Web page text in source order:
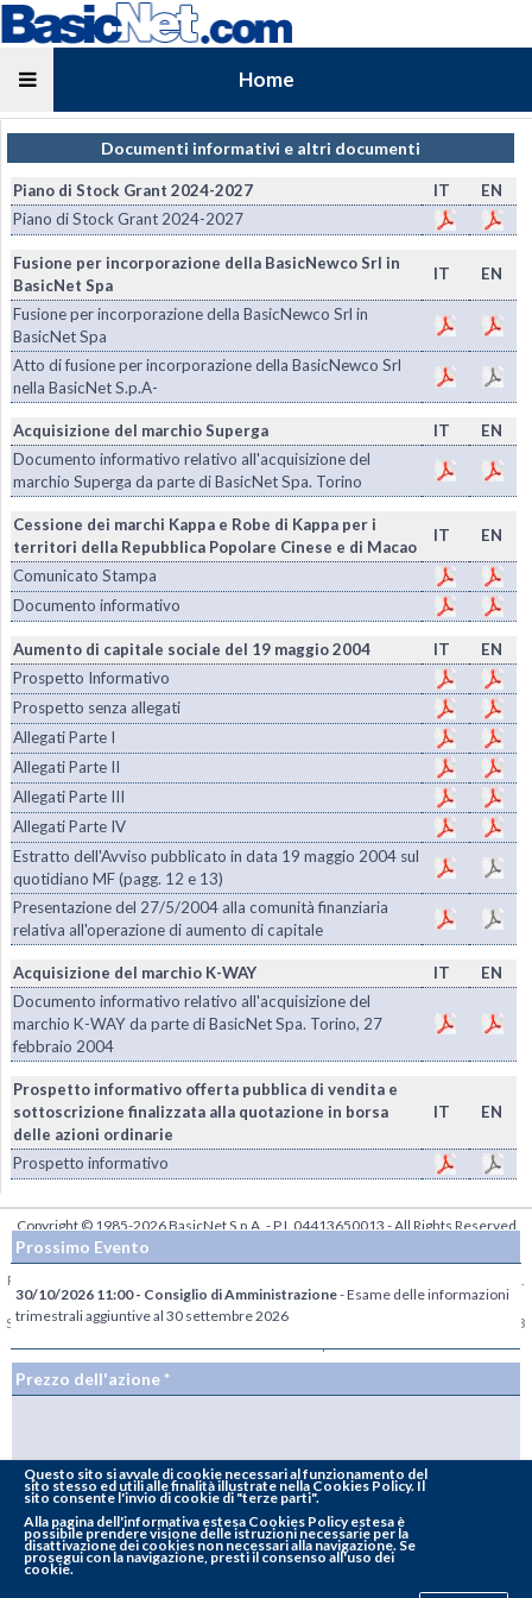
Home
Documenti informativi e altri documenti
Piano di Stock Grant 2024-2027 IT
EN
Piano di Stock Grant 2024-2027
Fusione per incorporazione della BasicNewco Srl in
BasicNet Spa
IT EN
Fusione per incorporazione della BasicNewco Srl in
BasicNet Spa
Atto di fusione per incorporazione della BasicNewco Srl
nella BasicNet S.p.A-
Acquisizione del marchio Superga IT
EN
Documento informativo relativo all'acquisizione del
marchio Superga da parte di BasicNet Spa. Torino
Cessione dei marchi Kappa e Robe di Kappa per i
territori della Repubblica Popolare Cinese e di Macao
IT EN
Comunicato Stampa
Documento informativo
Aumento di capitale sociale del 19 maggio 2004 IT
EN
Prospetto Informativo
Prospetto senza allegati
Allegati Parte I
Allegati Parte II
Allegati Parte III
Allegati Parte IV
Estratto dell'Avviso pubblicato in data 19 maggio 2004 sul
quotidiano MF (pagg. 12 e 13)
Presentazione del 27/5/2004 alla comunità finanziaria
relativa all'operazione di aumento di capitale
Acquisizione del marchio K-WAY IT
EN
Documento informativo relativo all'acquisizione del
marchio K-WAY da parte di BasicNet Spa. Torino, 27
febbraio 2004
Prospetto informativo offerta pubblica di vendita e
sottoscrizione finalizzata alla quotazione in borsa
delle azioni ordinarie
IT EN
Prospetto informativo
Prossimo Evento
30/10/2026 11:00 - Consiglio di Amministrazione- Esame delle informazioni
trimestrali aggiuntive al 30 settembre 2026
Prezzo dell'azione *
Totale azioni del Capitale Sociale: 54.000.000
Totale diritti di voto:78.872.426
Copyright © 1985-2026BasicNet S.p.A. - P.I. 04413650013 - All Rights Reserved
Per la diffusione e lo stoccaggio delle Informazioni Regolamentate, BasicNet S.p.A.
ha scelto di avvalersi del sistema 1INFO,www.1info.it, gestito da Computershare
S.p.A. avente sede in Milano, via Lorenzo Mascheroni 19 e autorizzato da CONSOB
Questo sito si avvale di cookie necessari al funzionamento del
sito stesso ed utili alle finalità illustrate nella Cookies Policy. Il
sito consente l'invio di cookie di "terze parti".
Alla pagina dell'informativa estesa Cookies Policy estesa è
possibile prendere visione delle istruzioni necessarie per la
disattivazione dei cookies non necessari alla navigazione. Se
prosegui con la navigazione, presti il consenso all'uso dei
cookie.